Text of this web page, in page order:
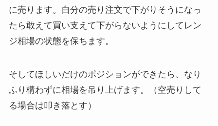
に売ります。自分の売り注文で下がりそうになっ
たら敢えて買い支えて下がらないようにしてレン
ジ相場の状態を保ちます。
そしてほしいだけのポジションができたら、なり
ふり構わずに相場を吊り上げます。（空売りして
る場合は叩き落とす）